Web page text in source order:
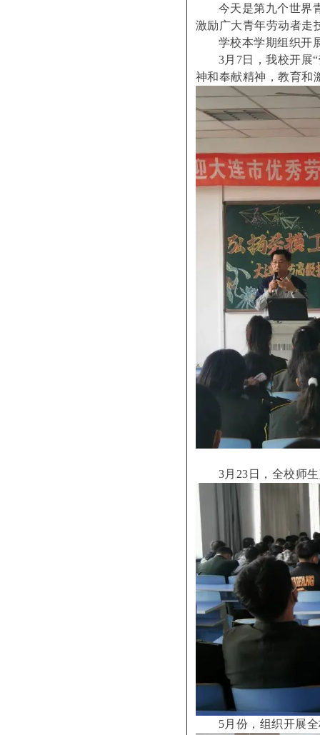
今天是第九个世界
激励广大青年劳动者走
学校本学期组织开
3月7日，我校开展
神和奉献精神，教育和
3月23日，全校师
5月份，组织开展